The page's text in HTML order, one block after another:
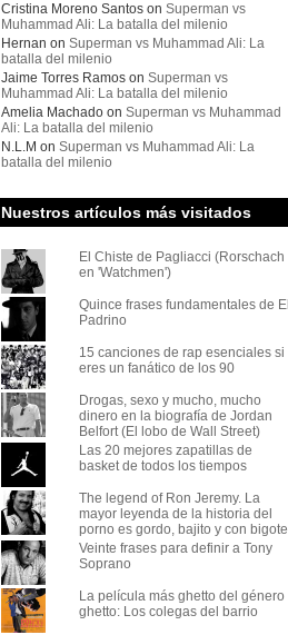
Cristina Moreno Santoson Superman vs
Muhammad Ali: La batalla del milenio
Hernan on Superman vs Muhammad Ali: La
batalla del milenio
Jaime Torres Ramoson Superman vs
Muhammad Ali: La batalla del milenio
Amelia Machadoon Superman vs Muhammad
Ali: La batalla del milenio
N.L.M on Superman vs Muhammad Ali: La
batalla del milenio
Nuestros artículos más visitados
El Chiste de Pagliacci (Rorschach
en 'Watchmen')
Quince frases fundamentales de El
Padrino
15 canciones de rap esenciales si
eres un fanático de los 90
Drogas, sexo y mucho, mucho
dinero en la biografía de Jordan
Belfort (El lobo de Wall Street)
Las 20 mejores zapatillas de
basket de todos los tiempos
The legend of Ron Jeremy. La
mayor leyenda de la historia del
porno es gordo, bajito y con bigote
Veinte frases para definir a Tony
Soprano
La película más ghetto del género
ghetto: Los colegas del barrio